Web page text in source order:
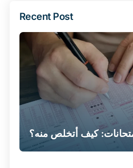
Recent Post
كيف أتخلص منه؟